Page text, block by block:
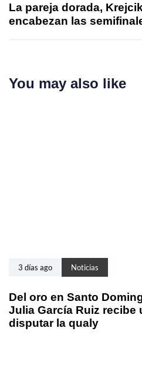
La pareja dorada,
encabezan las
You may also like
3 días ago Noticias
Del oro en Santo
Julia García Ruiz recibe
disputar la qualy